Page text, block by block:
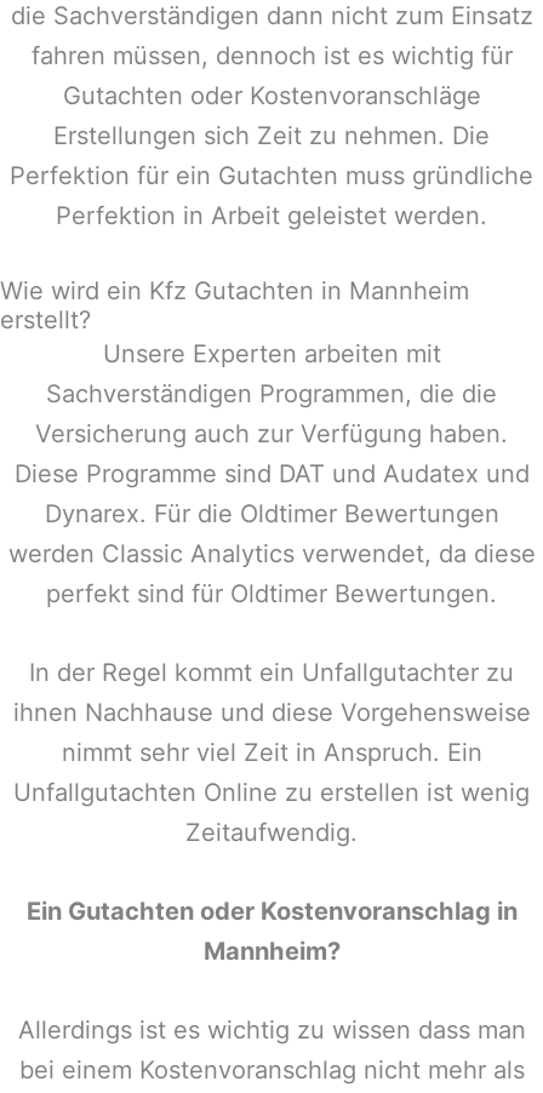
die Sachverständigen dann nicht zum Einsatz
fahren müssen, dennoch ist es wichtig für
Gutachten oder Kostenvoranschläge
Erstellungen sich Zeit zu nehmen. Die
Perfektion für ein Gutachten muss gründliche
Perfektion in Arbeit geleistet werden.
Wie wird ein Kfz Gutachten in Mannheim
erstellt?
Unsere Experten arbeiten mit
Sachverständigen Programmen, die die
Versicherung auch zur Verfügung haben.
Diese Programme sind DAT und Audatex und
Dynarex. Für die Oldtimer Bewertungen
werden Classic Analytics verwendet, da diese
perfekt sind für Oldtimer Bewertungen.
In der Regel kommt ein Unfallgutachter zu
ihnen Nachhause und diese Vorgehensweise
nimmt sehr viel Zeit in Anspruch. Ein
Unfallgutachten Online zu erstellen ist wenig
Zeitaufwendig.
Ein Gutachten oder Kostenvoranschlag in
Mannheim?
Allerdings ist es wichtig zu wissen dass man
bei einem Kostenvoranschlag nicht mehr als